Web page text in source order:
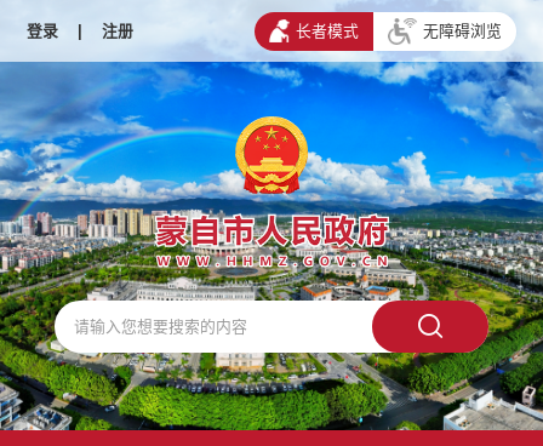
登录 | 注册 长者模式 无障碍浏览